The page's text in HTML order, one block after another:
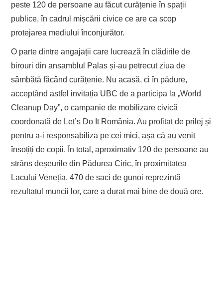
peste 120 de persoane au făcut curățenie în spații
publice, în cadrul mișcării civice ce are ca scop
protejarea mediului înconjurător.
O parte dintre angajații care lucrează în clădirile de
birouri din ansamblul Palas și-au petrecut ziua de
sâmbătă făcând curățenie. Nu acasă, ci în pădure,
acceptând astfel invitația UBC de a participa la „World
Cleanup Day”, o campanie de mobilizare civică
coordonată de Let’s Do It România. Au profitat de prilej și
pentru a-i responsabiliza pe cei mici, așa că au venit
însoțiți de copii. În total, aproximativ 120 de persoane au
strâns deșeurile din Pădurea Ciric, în proximitatea
Lacului Veneția. 470 de saci de gunoi reprezintă
rezultatul muncii lor, care a durat mai bine de două ore.